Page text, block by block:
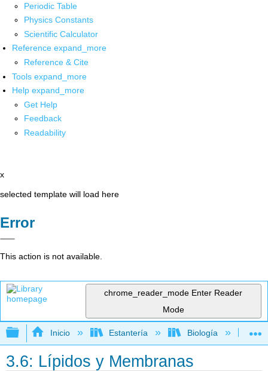
Periodic Table
Physics Constants
Scientific Calculator
Reference expand_more
Reference & Cite
Tools expand_more
Help expand_more
Get Help
Feedback
Readability
x
selected template will load here
Error
This action is not available.
chrome_reader_mode Enter Reader
Mode
Expandir/contraer jerarquía global
Inicio Estantería Biología
3.6: Lípidos y Membranas